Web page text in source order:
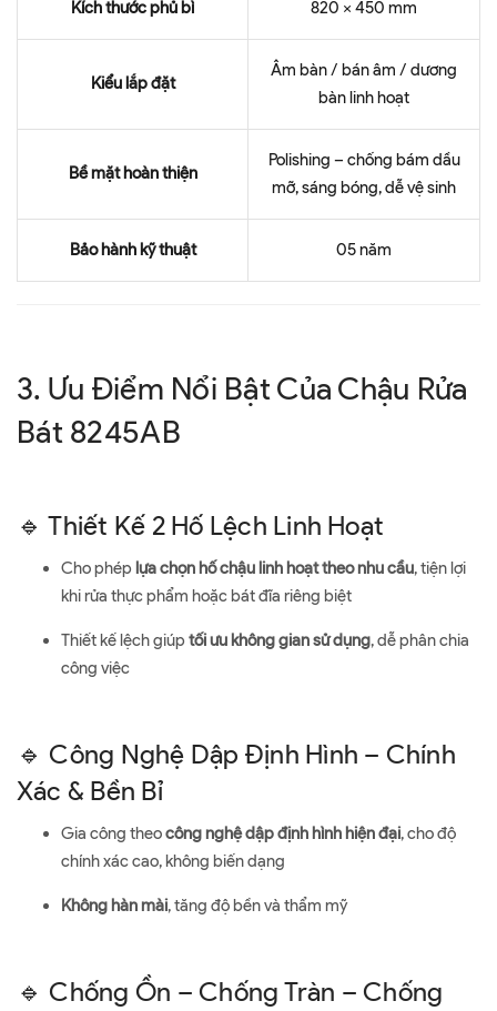
Kích thước phủ bì 820 x 450 mm
Kiểu lắp đặt
Âm bàn / bán âm / dương
bàn linh hoạt
Bề mặt hoàn thiện
Polishing – chống bám dầu
mỡ, sáng bóng, dễ vệ sinh
Bảo hành kỹ thuật 05 năm
3. Ưu Điểm Nổi Bật Của Chậu Rửa
Bát 8245AB
🔹 Thiết Kế 2 Hố Lệch Linh Hoạt
Cho phép lựa chọn hố chậu linh hoạt theo nhu cầu, tiện lợi
khi rửa thực phẩm hoặc bát đĩa riêng biệt
Thiết kế lệch giúp tối ưu không gian sử dụng, dễ phân chia
công việc
🔹 Công Nghệ Dập Định Hình – Chính
Xác & Bền Bỉ
Gia công theocông nghệ dập định hình hiện đại, cho độ
chính xác cao, không biến dạng
Không hàn mài, tăng độ bền và thẩm mỹ
🔹 Chống Ồn – Chống Tràn – Chống